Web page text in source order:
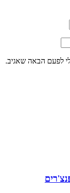
לפעם הבאה שאגיב.